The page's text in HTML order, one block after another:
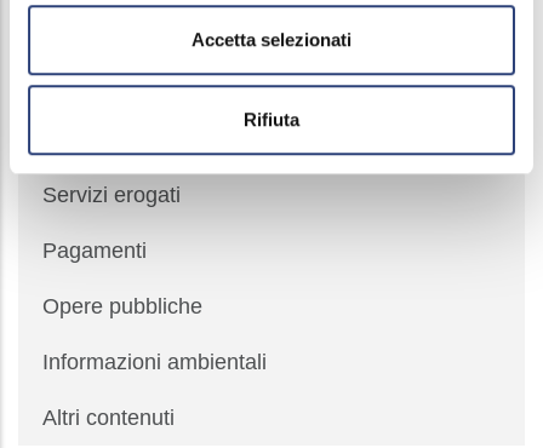
Accetta selezionati
Rifiuta
Beni immobili e gestione patrimonio
Servizi erogati
Pagamenti
Opere pubbliche
Informazioni ambientali
Altri contenuti